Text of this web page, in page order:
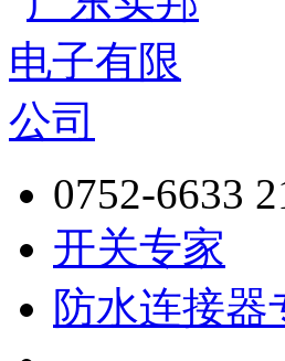
0752-6633
开关专家
防水连接器